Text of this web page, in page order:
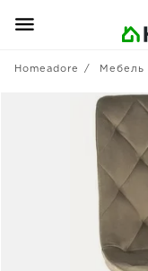
Homeadore Мебель